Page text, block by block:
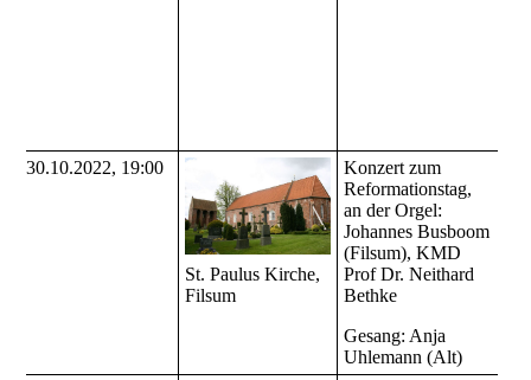
30.10.2022, 19:00
St. Paulus Kirche,
Filsum
Konzert zum
Reformationstag,
an der Orgel:
Johannes Busboom
(Filsum), KMD
Prof Dr. Neithard
Bethke
Gesang: Anja
Uhlemann (Alt)